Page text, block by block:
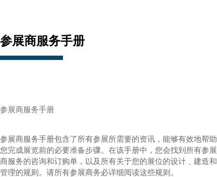
参展商服务手册
参展商服务手册
参展商服务手册包含了所有参展所需要的资讯，能够有效地帮助
您完成展览前的必要准备步骤。在该手册中，您会找到所有参展
商服务的咨询和订购单，以及所有关于您的展位的设计﹑建造和
管理的规则。请所有参展商务必详细阅读这些规则。